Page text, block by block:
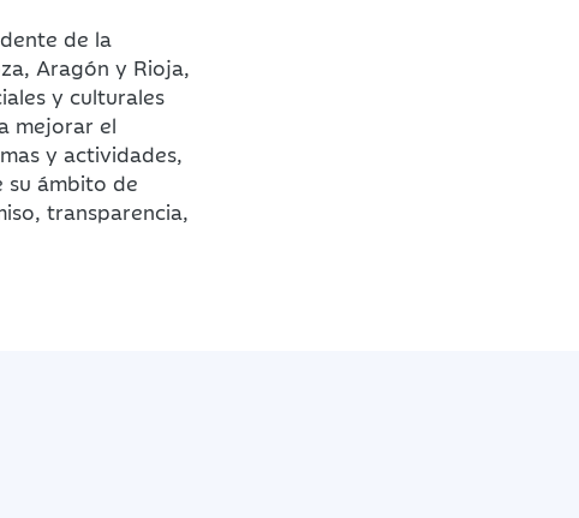
de la
Aragón y Rioja,
y culturales
mejorar el
y actividades,
su ámbito de
transparencia,